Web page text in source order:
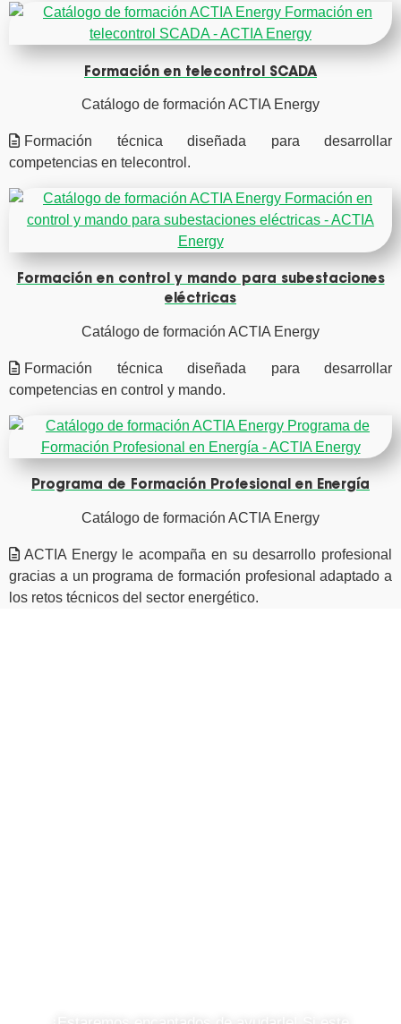
Formación en telecontrol SCADA
Catálogo de formación ACTIA Energy
Formación técnica diseñada para desarrollar
competencias en telecontrol.
Formación en control y mando para subestaciones
eléctricas
Catálogo de formación ACTIA Energy
Formación técnica diseñada para desarrollar
competencias en control y mando.
Programa de Formación Profesional en Energía
Catálogo de formación ACTIA Energy
ACTIA Energy le acompaña en su desarrollo profesional
gracias a un programa de formación profesional adaptado a
los retos técnicos del sector energético.